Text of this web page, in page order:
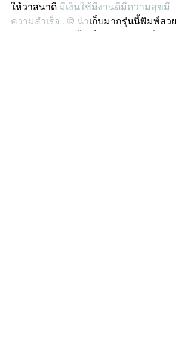
ให้วาสนาดี มีเงินใช้มีงานดีมีความสุขมี
ความสำเร็จ...@ น่าเก็บมากรุ่นนี้พิมพ์สวย